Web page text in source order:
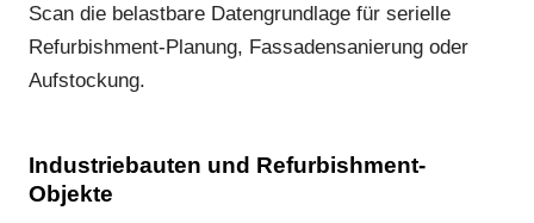
Scan die belastbare Datengrundlage für serielle
Refurbishment-Planung, Fassadensanierung oder
Aufstockung.
Industriebauten und Refurbishment-
Objekte